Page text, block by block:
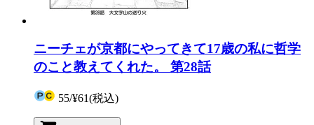
ニーチェが京都にやってきて17歳の私に哲学
のこと教えてくれた。 第28話
55/¥61(税込)